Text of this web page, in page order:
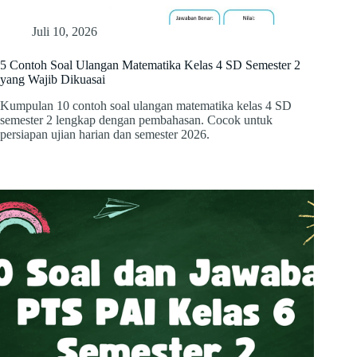
Juli 10, 2026
5 Contoh Soal Ulangan Matematika Kelas 4 SD Semester 2
yang Wajib Dikuasai
Kumpulan 10 contoh soal ulangan matematika kelas 4 SD
semester 2 lengkap dengan pembahasan. Cocok untuk
persiapan ujian harian dan semester 2026.